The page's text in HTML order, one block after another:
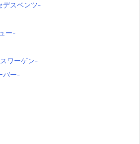
デスベンツ-
ー-
ワーゲン-
バー-